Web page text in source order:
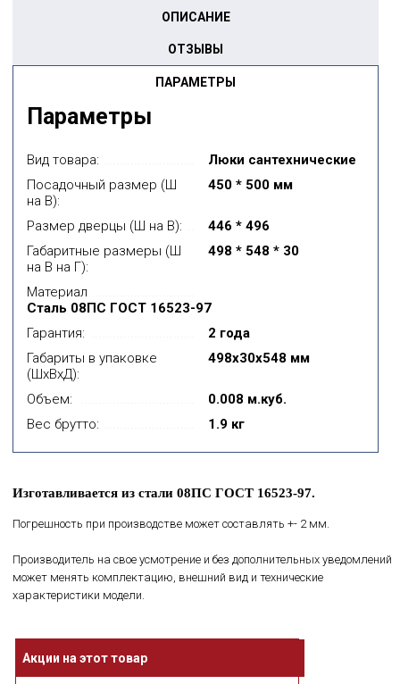
ПАРАМЕТРЫ
ОПИСАНИЕ
ОТЗЫВЫ
Параметры
Вид товара:
Люки сантехнические
Посадочный размер (Ш
на В):
450 * 500 мм
Размер дверцы (Ш на В):
446 * 496
Габаритные размеры (Ш
на В на Г):
498 * 548 * 30
Материал
Сталь 08ПС ГОСТ 16523-97
Гарантия:
2 года
Габариты в упаковке
(ШхВхД):
498x30x548 мм
Объем:
0.008 м.куб.
Вес брутто:
1.9 кг
Изготавливается из стали 08ПС ГОСТ 16523-97.
Погрешность при производстве может составлять +- 2 мм.
Производитель на свое усмотрение и без дополнительных уведомлений
может менять комплектацию, внешний вид и технические
характеристики модели.
Акции на этот товар